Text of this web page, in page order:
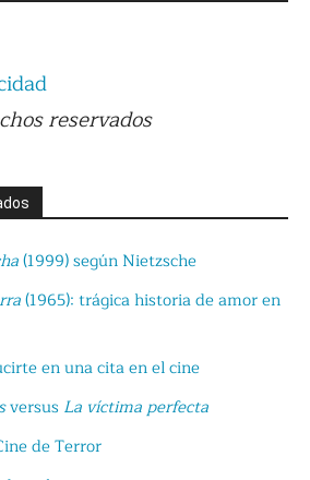
reservados
(1999) según Nietzsche
(1965): trágica historia de amor en
en una cita en el cine
versus La víctima perfecta
de Terror